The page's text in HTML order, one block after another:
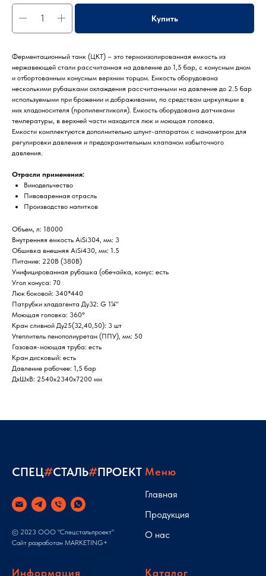
Купить
Ферментационный танк (ЦКТ) – это термоизолированная емкость из
нержавеющей стали рассчитанная на давление до 1,5 бар, с конусным дном
и отбортованным конусным верхним торцом. Емкость оборудована
несколькими рубашками охлаждения рассчитанными на давление до 2.5 бар
используемыми при брожении и дображивании, по средствам циркуляции в
них хладоносителя (пропиленгликоля). Емкость оборудована датчиками
температуры, в верхней части находится люк и моющая головка.
Емкости комплектуются дополнительно шпунт-аппаратом с манометром для
регулировки давления и предохранительным клапаном избыточного
давления.
Отрасли применения:
Винодельчество
Пивоваренная отрасль
Производство напитков
Объем, л: 18000
Внутренняя емкость AiSi304, мм: 3
Обшивка внешняя AiSi430, мм: 1.5
Питание: 220В (380В)
Унифицированная рубашка (обечайка, конус: есть
Угол конуса: 70
Люк боковой: 340*440
Патрубки хладагента Ду32: G 1¼"
Моющая головка: 360°
Кран сливной Ду25(32,40,50): 3 шт
Утеплитель пенополиуретан (ППУ), мм: 50
Газовая-моющая труба: есть
Кран дисковый: есть
Давление рабочее: 1,5 бар
ДxШxВ: 2540x2340x7200 мм
СПЕЦ#СТАЛЬ#ПРОЕКТ
© 2023 ООО "Спецстальпроект"
Сайт разработан MARKETING+
Меню
Главная
Продукция
О нас
Информация Каталог